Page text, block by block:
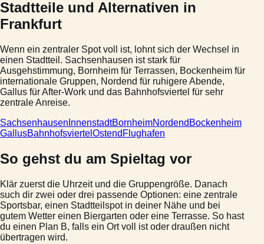
Stadtteile und Alternativen in
Frankfurt
Wenn ein zentraler Spot voll ist, lohnt sich der Wechsel in
einen Stadtteil. Sachsenhausen ist stark für
Ausgehstimmung, Bornheim für Terrassen, Bockenheim für
internationale Gruppen, Nordend für ruhigere Abende,
Gallus für After-Work und das Bahnhofsviertel für sehr
zentrale Anreise.
Sachsenhausen InnenstadtBornheimNordend Bockenheim
GallusBahnhofsviertel Ostend Flughafen
So gehst du am Spieltag vor
Klär zuerst die Uhrzeit und die Gruppengröße. Danach
such dir zwei oder drei passende Optionen: eine zentrale
Sportsbar, einen Stadtteilspot in deiner Nähe und bei
gutem Wetter einen Biergarten oder eine Terrasse. So hast
du einen Plan B, falls ein Ort voll ist oder draußen nicht
übertragen wird.